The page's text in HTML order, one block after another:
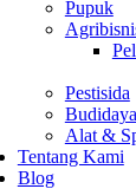
Pupuk
Pestisida
Budidaya
Alat &
Tentang Kami
Blog